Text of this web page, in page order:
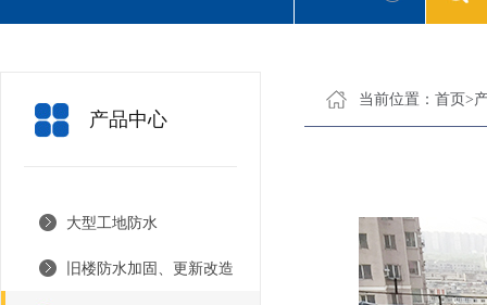
产品中心
大型工地防水
旧楼防水加固、更新改造
当前位置： 首页>